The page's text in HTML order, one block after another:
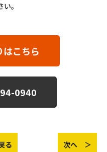
。
こちら
0940
る 次へ ＞